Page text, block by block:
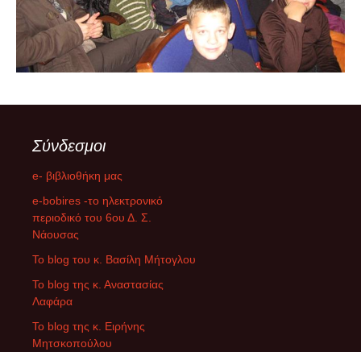
Σύνδεσμοι
e- βιβλιοθήκη μας
e-bobires -το ηλεκτρονικό
περιοδικό του 6ου Δ. Σ.
Νάουσας
To blog του κ. Βασίλη Μήτογλου
Το blog της κ. Αναστασίας
Λαφάρα
Το blog της κ. Ειρήνης
Μητσκοπούλου